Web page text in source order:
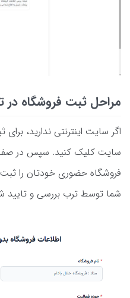
مراحل ثبت فروشگاه
اگر سایت اینترنتی ندارید،
سایت کلیک کنید. سپس در
فروشگاه حضوری خودتان را ثبت
شما توسط ترب بررسی و تایید